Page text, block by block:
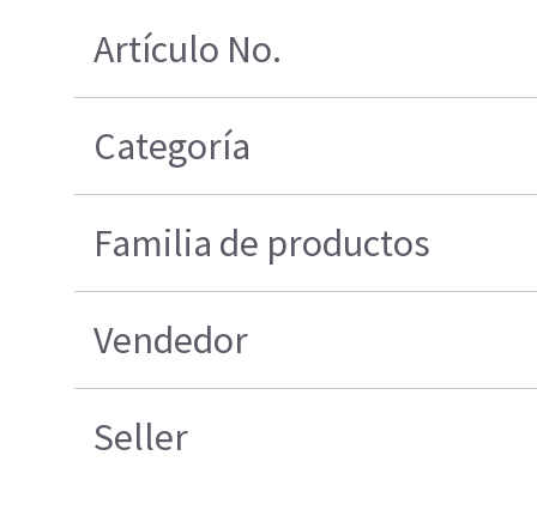
Artículo No.
Categoría
Familia de productos
Vendedor
Seller